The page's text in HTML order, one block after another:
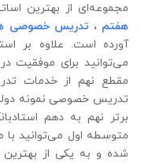
مجموعه‌ای از بهترین
هفتم، تدریس خصوصی
آورده است. علاوه ‌بر
می‌توانید برای موفقیت
مقطع نهم از خدمات
تدریس خصوصی نمونه
برتر نهم به دهم
متوسطه اول می‌توانید
شده و به یکی از